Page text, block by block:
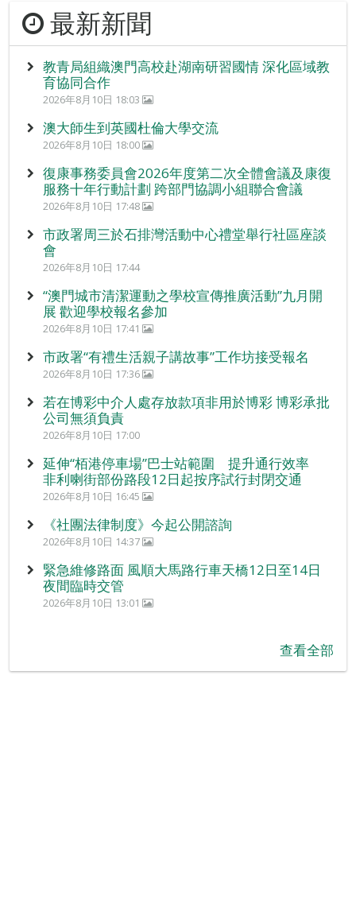
最新新聞
教青局組織澳門高校赴湖南研習國情 深化區域教
育協同合作
2026年8月10日 18:03
澳大師生到英國杜倫大學交流
2026年8月10日 18:00
復康事務委員會2026年度第二次全體會議及康復
服務十年行動計劃 跨部門協調小組聯合會議
2026年8月10日 17:48
市政署周三於石排灣活動中心禮堂舉行社區座談
會
2026年8月10日 17:44
“澳門城市清潔運動之學校宣傳推廣活動”九月開
展 歡迎學校報名參加
2026年8月10日 17:41
市政署“有禮生活親子講故事”工作坊接受報名
2026年8月10日 17:36
若在博彩中介人處存放款項非用於博彩 博彩承批
公司無須負責
2026年8月10日 17:00
延伸“栢港停車場”巴士站範圍 提升通行效率
非利喇街部份路段12日起按序試行封閉交通
2026年8月10日 16:45
《社團法律制度》今起公開諮詢
2026年8月10日 14:37
緊急維修路面 風順大馬路行車天橋12日至14日
夜間臨時交管
2026年8月10日 13:01
查看全部